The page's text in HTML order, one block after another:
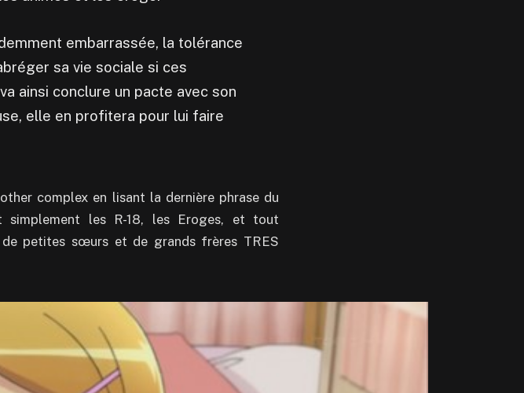
embarrassée, la tolérance
sa vie sociale si ces
ainsi conclure un pacte avec son
elle en profitera pour lui faire
complex en lisant la dernière phrase du
les R-18, les Eroges, et tout
petites sœurs et de grands frères TRES